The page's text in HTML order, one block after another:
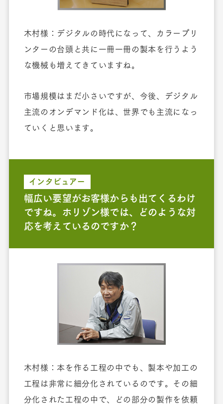
木村様：デジタルの時代になって、カラープリ
ンターの台頭と共に一冊一冊の製本を行うよう
な機械も増えてきていますね。
市場規模はまだ小さいですが、今後、デジタル
主流のオンデマンド化は、世界でも主流になっ
ていくと思います。
インタビュアー
幅広い要望がお客様からも出てくるわけ
ですね。ホリゾン様では、どのような対
応を考えているのですか？
木村様：本を作る工程の中でも、製本や加工の
工程は非常に細分化されているのです。その細
分化された工程の中で、どの部分の製作を依頼